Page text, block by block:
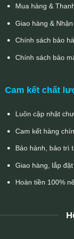
Mua hàng &
Giao hàng &
Chính sách bảo
Chính sách bảo
Cam kết chất
Luôn cập nhật
Cam kết hàng
Bảo hành, bảo trì
Giao hàng, lắp
Hoàn tiền 100%